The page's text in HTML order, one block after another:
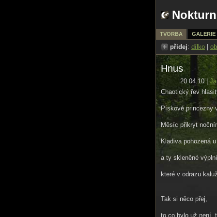
TVORBA GALERIE
přidej: dílko
Hnus
20.04.10 |
Chaotický řev
Pískové princezny
Měsíc přikryt
Kladiva pohozená
a ty skleněné
které v odrazu
Tak si něco přej,
to co bylo už není,